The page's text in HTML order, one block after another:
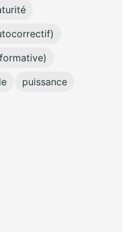
puissance